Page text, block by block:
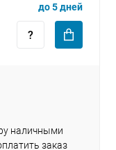
до 5 дней
наличными
заказ